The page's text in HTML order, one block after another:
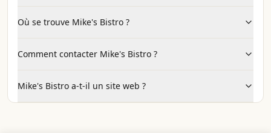
Où se trouve Mike's Bistro ?
Comment contacter Mike's Bistro ?
Mike's Bistro a-t-il un site web ?